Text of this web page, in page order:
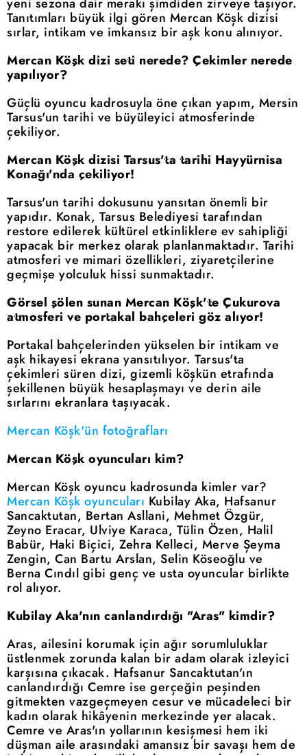
Tanıtımları büyük ilgi gören Mercan Köşk dizisi
sırlar, intikam ve imkansız bir aşk konu alınıyor.
Mercan Köşk dizi seti nerede? Çekimler nerede
yapılıyor?
Güçlü oyuncu kadrosuyla öne çıkan yapım, Mersin
Tarsus'un tarihi ve büyüleyici atmosferinde
çekiliyor.
Mercan Köşk dizisi Tarsus'ta tarihi Hayyürnisa
Konağı'nda çekiliyor!
Tarsus'un tarihi dokusunu yansıtan önemli bir
yapıdır. Konak, Tarsus Belediyesi tarafından
restore edilerek kültürel etkinliklere ev sahipliği
yapacak bir merkez olarak planlanmaktadır. Tarihi
atmosferi ve mimari özellikleri, ziyaretçilerine
geçmişe yolculuk hissi sunmaktadır.
Görsel şölen sunan Mercan Köşk'te Çukurova
atmosferi ve portakal bahçeleri göz alıyor!
Portakal bahçelerinden yükselen bir intikam ve
aşk hikayesi ekrana yansıtılıyor. Tarsus'ta
çekimleri süren dizi, gizemli köşkün etrafında
şekillenen büyük hesaplaşmayı ve derin aile
sırlarını ekranlara taşıyacak.
Mercan Köşk'ün fotoğrafları
Mercan Köşk oyuncuları kim?
Mercan Köşk oyuncu kadrosunda kimler var?
Mercan Köşk oyuncuları Kubilay Aka, Hafsanur
Sancaktutan, Bertan Asllani, Mehmet Özgür,
Zeyno Eracar, Ulviye Karaca, Tülin Özen, Halil
Babür, Haki Biçici, Zehra Kelleci, Merve Şeyma
Zengin, Can Bartu Arslan, Selin Köseoğlu ve
Berna Cındıl gibi genç ve usta oyuncular birlikte
rol alıyor.
Kubilay Aka'nın canlandırdığı "Aras" kimdir?
Aras, ailesini korumak için ağır sorumluluklar
üstlenmek zorunda kalan bir adam olarak izleyici
karşısına çıkacak. Hafsanur Sancaktutan'ın
canlandırdığı Cemre ise gerçeğin peşinden
gitmekten vazgeçmeyen cesur ve mücadeleci bir
kadın olarak hikâyenin merkezinde yer alacak.
Cemre ve Aras'ın yollarının kesişmesi hem iki
düşman aile arasındaki amansız bir savaşı hem de